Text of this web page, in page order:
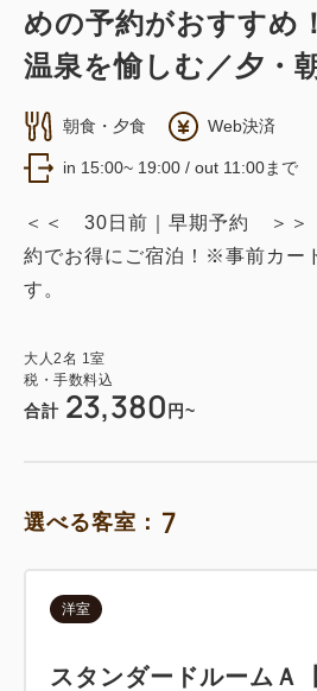
めの予約がおすすめ
温泉を愉しむ／夕・
朝食・夕食 Web決済
in 15:00~ 19:00 / out 11:00まで
＜＜ 30日前｜早期予約 ＞＞
約でお得にご宿泊！※事前カー
す。
大人 2名 1 室
税・手数料込
合計 23,380 円~
選べる客室： 7
洋室
スタンダードルームＡ